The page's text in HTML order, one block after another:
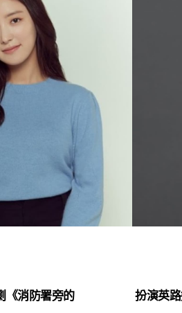
《消防署旁的
扮演英